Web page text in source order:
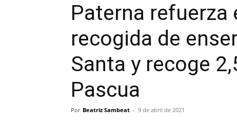
Paterna refuerza
recogida de
Santa y recoge
Pascua
Por Beatriz Sambeat - 9 de abril de 2021